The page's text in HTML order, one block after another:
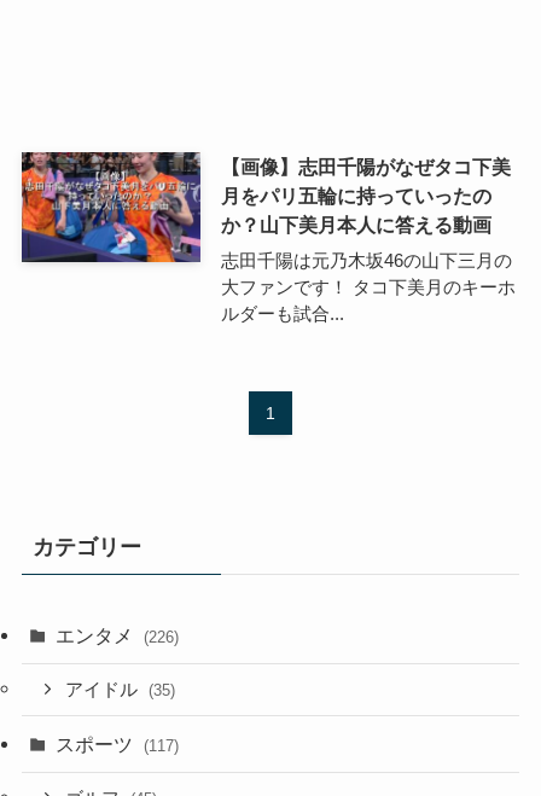
【画像】志田千陽がなぜタコ下美
月をパリ五輪に持っていったの
か？山下美月本人に答える動画
志田千陽は元乃木坂46の山下三月の
大ファンです！ タコ下美月のキーホ
ルダーも試合...
1
カテゴリー
エンタメ (226)
アイドル (35)
スポーツ (117)